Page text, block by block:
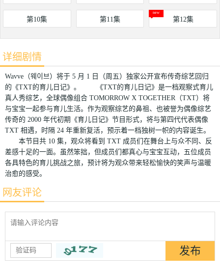
第10集 第11集 第12集
详细剧情
Wavve（웨이브）将于 5 月 1 日（周五）独家公开宣布传奇综艺回归
的《TXT的育儿日记》。 《TXT的育儿日记》是一档观察式育儿
真人秀综艺，全球偶像组合 TOMORROW X TOGETHER（TXT）将
与宝宝一起参与育儿生活。作为观察综艺的鼻祖、也被誉为偶像综艺
传奇的 2000 年代初期《育儿日记》节目形式，将与第四代代表偶像
TXT 相遇，时隔 24 年重新复活，预示着一档独树一帜的内容诞生。
本节目共 10 集，观众将看到 TXT 成员们在舞台上与众不同、反
差感十足的一面。虽然笨拙，但成员们都真心与宝宝互动，五位成员
各具特色的育儿挑战之旅，预计将为观众带来轻松愉快的笑声与温暖
治愈的感受。
网友评论